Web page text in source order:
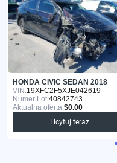
HONDA CIVIC SEDAN 2018
VIN:19XFC2F5XJE042619
Numer Lot:40842743
Aktualna oferta:$0.00
Licytuj teraz